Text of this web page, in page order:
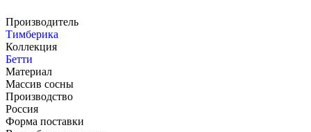
Производитель
Тимберика
Коллекция
Бетти
Материал
Массив сосны
Производство
Россия
Форма поставки